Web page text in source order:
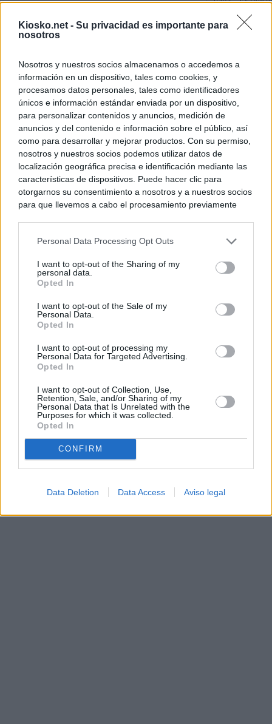
Kiosko.net - Su privacidad es importante para
nosotros
Nosotros y nuestros socios almacenamos o accedemos a
información en un dispositivo, tales como cookies, y
procesamos datos personales, tales como identificadores
únicos e información estándar enviada por un dispositivo,
para personalizar contenidos y anuncios, medición de
anuncios y del contenido e información sobre el público, así
como para desarrollar y mejorar productos. Con su permiso,
nosotros y nuestros socios podemos utilizar datos de
localización geográfica precisa e identificación mediante las
características de dispositivos. Puede hacer clic para
otorgarnos su consentimiento a nosotros y a nuestros socios
para que llevemos a cabo el procesamiento previamente
negar su consentimiento. Tenga en cuenta que algún
de su consentimiento, pero usted tiene el derecho de
rechazar tal procesamiento. Sus preferencias se aplicarán
cualquier momento entrando de nuevo en este sitio web o
visitando nuestra política de privacidad.
Personal Data Processing Opt Outs
I want to opt-out of the Sharing of my
personal data.
Opted In
I want to opt-out of the Sale of my
Personal Data.
Opted In
I want to opt-out of processing my
Personal Data for Targeted Advertising.
Opted In
I want to opt-out of Collection, Use,
Retention, Sale, and/or Sharing of my
Personal Data that Is Unrelated with the
Purposes for which it was collected.
Opted In
CONFIRM
Data Deletion Data Access Aviso legal
"Solo
Sánchez
© Kiosko.net Aviso Legal Privacidad y Cookies